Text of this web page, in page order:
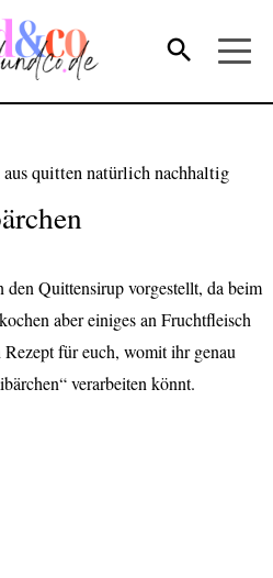
Quittensirup vorgestellt, da beim
aber einiges an Fruchtfleisch
für euch, womit ihr genau
verarbeiten könnt.